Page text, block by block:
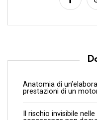
Anatomia di
prestazioni di un
Il rischio invisibile